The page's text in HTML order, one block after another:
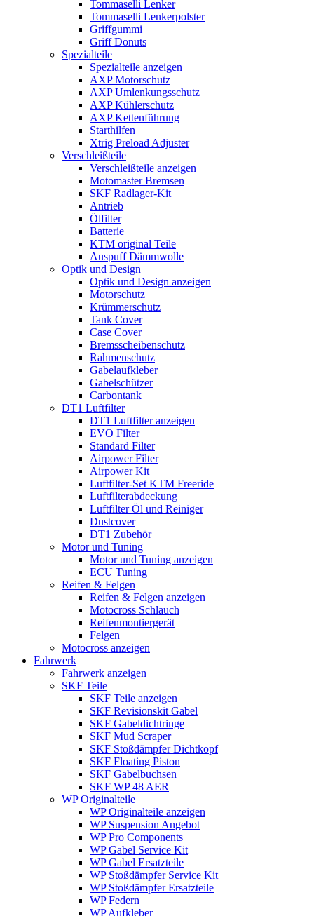
Tommaselli Lenker
Tommaselli Lenkerpolster
Griffgummi
Griff Donuts
Spezialteile
Spezialteile anzeigen
AXP Motorschutz
AXP Umlenkungsschutz
AXP Kühlerschutz
AXP Kettenführung
Starthilfen
Xtrig Preload Adjuster
Verschleißteile
Verschleißteile anzeigen
Motomaster Bremsen
SKF Radlager-Kit
Antrieb
Ölfilter
Batterie
KTM original Teile
Auspuff Dämmwolle
Optik und Design
Optik und Design anzeigen
Motorschutz
Krümmerschutz
Tank Cover
Case Cover
Bremsscheibenschutz
Rahmenschutz
Gabelaufkleber
Gabelschützer
Carbontank
DT1 Luftfilter
DT1 Luftfilter anzeigen
EVO Filter
Standard Filter
Airpower Filter
Airpower Kit
Luftfilter-Set KTM Freeride
Luftfilterabdeckung
Luftfilter Öl und Reiniger
Dustcover
DT1 Zubehör
Motor und Tuning
Motor und Tuning anzeigen
ECU Tuning
Reifen & Felgen
Reifen & Felgen anzeigen
Motocross Schlauch
Reifenmontiergerät
Felgen
Motocross anzeigen
Fahrwerk
Fahrwerk anzeigen
SKF Teile
SKF Teile anzeigen
SKF Revisionskit Gabel
SKF Gabeldichtringe
SKF Mud Scraper
SKF Stoßdämpfer Dichtkopf
SKF Floating Piston
SKF Gabelbuchsen
SKF WP 48 AER
WP Originalteile
WP Originalteile anzeigen
WP Suspension Angebot
WP Pro Components
WP Gabel Service Kit
WP Gabel Ersatzteile
WP Stoßdämpfer Service Kit
WP Stoßdämpfer Ersatzteile
WP Federn
WP Aufkleber